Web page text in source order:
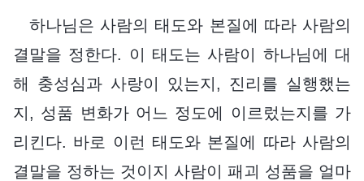
하나님은 사람의 태도와 본질에 따라 사람의
결말을 정한다. 이 태도는 사람이 하나님에 대
해 충성심과 사랑이 있는지, 진리를 실행했는
지, 성품 변화가 어느 정도에 이르렀는지를 가
리킨다. 바로 이런 태도와 본질에 따라 사람의
결말을 정하는 것이지 사람이 패괴 성품을 얼마